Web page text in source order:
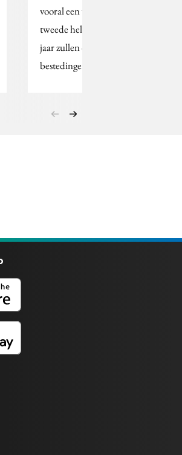
vooral een veel mindere
tweede helft. Volgend
jaar zullen de
bestedingen…